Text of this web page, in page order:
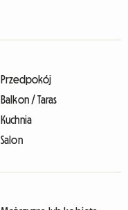
Przedpokój
Balkon / Taras
Kuchnia
Salon